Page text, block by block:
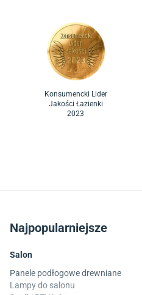
Konsumencki Lider
Jakości Łazienki
2023
Najpopularniejsze
Salon
Panele podłogowe drewniane
Lampy do salonu